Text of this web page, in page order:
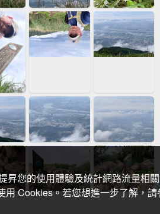
昇您的使用體驗及統計網路流量相
用 Cookies。若您想進一步了解，